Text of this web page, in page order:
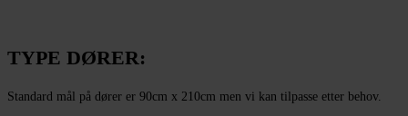
TYPE DØRER:
Standard mål på dører er 90cm x 210cm men vi kan tilpasse etter behov.